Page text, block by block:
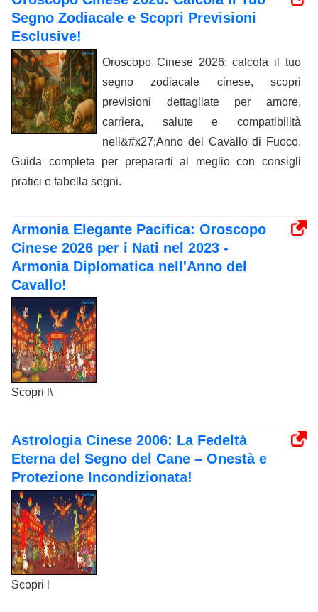
Segno Zodiacale e Scopri Previsioni
Esclusive!
Oroscopo Cinese 2026: calcola il tuo
segno zodiacale cinese, scopri
previsioni dettagliate per amore,
carriera, salute e compatibilità
nell&#x27;Anno del Cavallo di Fuoco.
Guida completa per prepararti al meglio con consigli
pratici e tabella segni.
Armonia Elegante Pacifica: Oroscopo
Cinese 2026 per i Nati nel 2023 -
Armonia Diplomatica nell'Anno del
Cavallo!
Scopri l\
Astrologia Cinese 2006: La Fedeltà
Eterna del Segno del Cane – Onestà e
Protezione Incondizionata!
Scopri l